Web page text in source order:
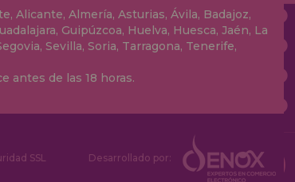
Alicante, Almería, Asturias, Ávila, Badajoz,
Guipúzcoa, Huelva, Huesca, Jaén, La
Sevilla, Soria, Tarragona, Tenerife,
antes de las 18 horas.
SSL Desarrollado por: